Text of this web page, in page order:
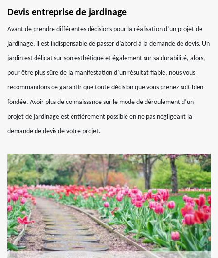
Devis entreprise de jardinage
Avant de prendre différentes décisions pour la réalisation d’un projet de
jardinage, il est indispensable de passer d’abord à la demande de devis. Un
jardin est délicat sur son esthétique et également sur sa durabilité, alors,
pour être plus sûre de la manifestation d’un résultat fiable, nous vous
recommandons de garantir que toute décision que vous prenez soit bien
fondée. Avoir plus de connaissance sur le mode de déroulement d’un
projet de jardinage est entièrement possible en ne pas négligeant la
demande de devis de votre projet.